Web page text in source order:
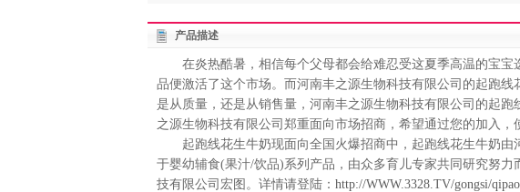
产品描述
在炎热酷暑，相信每个父母都会给难忍受这夏季高温的宝宝
品便激活了这个市场。而河南丰之源生物科技有限公司的起跑
是从质量，还是从销售量，河南丰之源生物科技有限公司的起
之源生物科技有限公司郑重面向市场招商，希望通过您的加入，
起跑线花生牛奶现面向全国火爆招商中，起跑线花生牛奶由
于婴幼辅食(果汁/饮品)系列产品，由众多育儿专家共同研究努
技有限公司宏图。详情请登陆： http://WWW.3328.TV/gongsi/